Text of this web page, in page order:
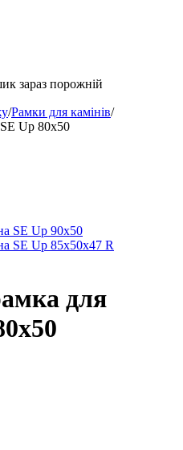
зараз порожній
/Рамки для камінів/
Up 80х50
для